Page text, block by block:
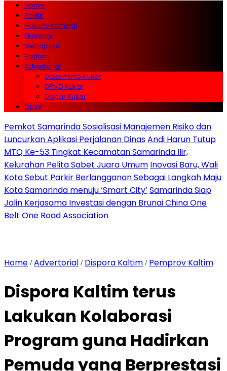
Home
Politik
Hukum-Kriminal
Ekonomi
Metropolis
Ragam
Advertorial
Diskominfo Kukar
DPMD Kukar
Dispar Kukar
Opini
Pemkot Samarinda Sosialisasi Manajemen Risiko dan
Luncurkan Aplikasi Perjalanan DinasAndi Harun Tutup
MTQ Ke-53 Tingkat Kecamatan Samarinda Ilir,
Kelurahan Pelita Sabet Juara Umum Inovasi Baru, Wali
Kota Sebut Parkir Berlangganan Sebagai Langkah Maju
Kota Samarinda menuju ‘Smart City’ Samarinda Siap
Jalin Kerjasama Investasi dengan Brunai China One
Belt One Road Association
Home /Advertorial / Dispora Kaltim / Pemprov Kaltim
Dispora Kaltim terus
Lakukan Kolaborasi
Program guna Hadirkan
Pemuda yang Berprestasi